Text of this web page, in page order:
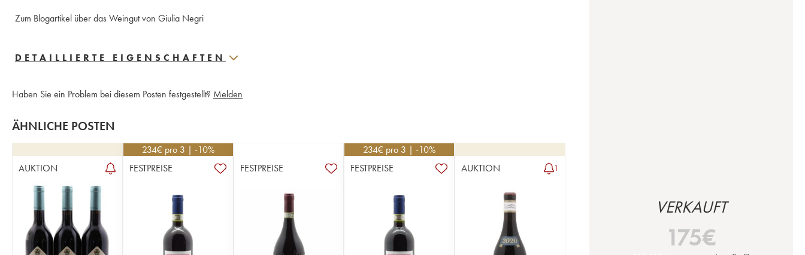
Zum Blogartikel über das Weingut von Giulia Negri
DETAILLIERTE EIGENSCHAFTEN
Haben Sie ein Problem bei diesem Posten festgestellt? Melden
ÄHNLICHE POSTEN
AUKTION
234€ pro 3 | -10%
FESTPREISE
FESTPREISE
234€ pro 3 | -10%
FESTPREISE
AUKTION 1
VERKAUFT
175€